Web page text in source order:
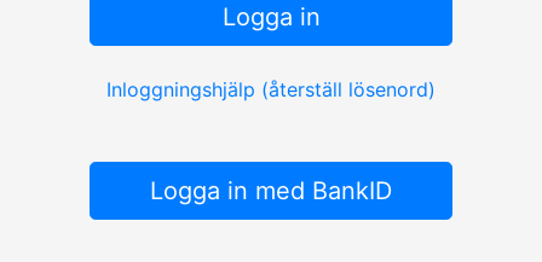
Logga in
Inloggningshjälp (återställ lösenord)
Logga in med BankID